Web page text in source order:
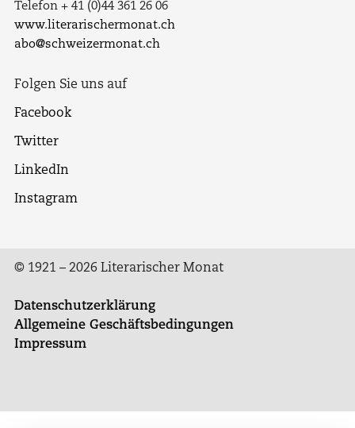
Telefon + 41 (0)44 361 26 06
www.literarischermonat.ch
abo@schweizermonat.ch
Folgen Sie uns auf
Facebook
Twitter
LinkedIn
Instagram
© 1921 – 2026 Literarischer Monat
Datenschutzerklärung
Allgemeine Geschäftsbedingungen
Impressum